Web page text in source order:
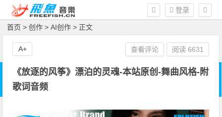
登录
首页 >创作 >AI创作 > 正文
《放逐的风筝》漂泊的灵魂-本站原创-舞曲风格-附
歌词音频
查看评论 阅读6631
A+